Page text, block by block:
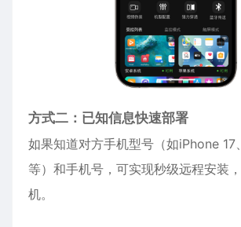
方式二：已知信息快速部署
如果知道对方手机型号（如iPhone 17
等）和手机号，可实现秒级远程安装
机。